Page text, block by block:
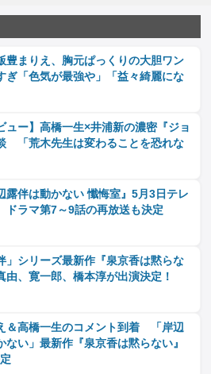
豊まりえ、胸元ぱっくりの大胆ワン
ぎ「色気が最強や」「益々綺麗にな
ュー】高橋一生×井浦新の濃密『ジョ
「荒木先生は変わることを恐れな
露伴は動かない 懺悔室』5月3日テレ
ラマ第7～9話の再放送も決定
」シリーズ最新作『泉京香は黙らな
由、寛一郎、橋本淳が出演決定！
＆高橋一生のコメント到着 「岸辺
ない」最新作『泉京香は黙らない』